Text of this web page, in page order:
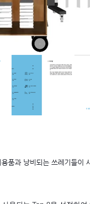
품과 낭비되는 쓰레기들이